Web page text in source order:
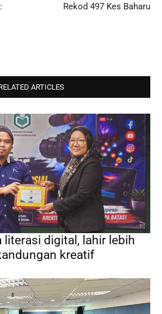
Rekod 497 Kes Baharu
ARTICLES
literasi digital, lahir lebih
kreatif